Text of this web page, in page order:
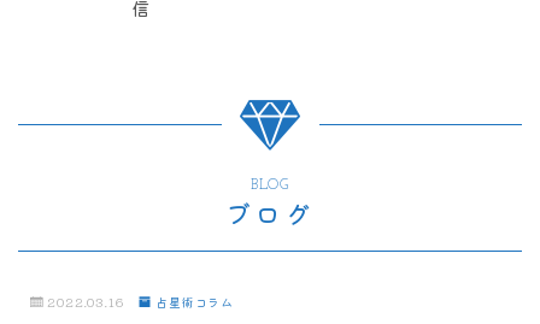
信
BLOG
ブログ
2022.03.16 占星術コラム